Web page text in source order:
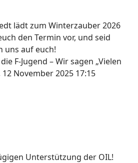
lädt zum Winterzauber 2026
den Termin vor, und seid
uns auf euch!
F-Jugend – Wir sagen „Vielen
November 2025 17:15
Unterstützung der OIL!